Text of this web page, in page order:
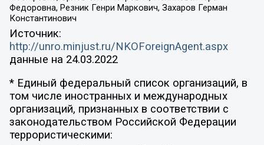
Федоровна, Резник Генри Маркович, Захаров Герман
Константинович
Источник:
http://unro.minjust.ru/NKOForeignAgent.aspx
данные на 24.03.2022
* Единый федеральный список организаций, в
том числе иностранных и международных
организаций, признанных в соответствии с
законодательством Российской Федерации
террористическими: